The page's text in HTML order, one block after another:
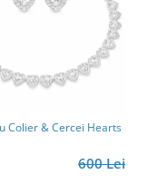
Colier & Cercei Hearts
600 Lei